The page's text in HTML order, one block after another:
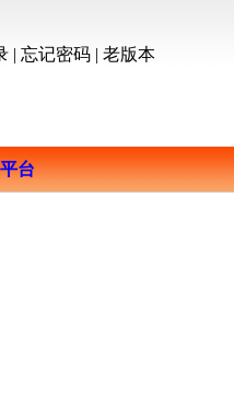
| 忘记密码 | 老版本
台